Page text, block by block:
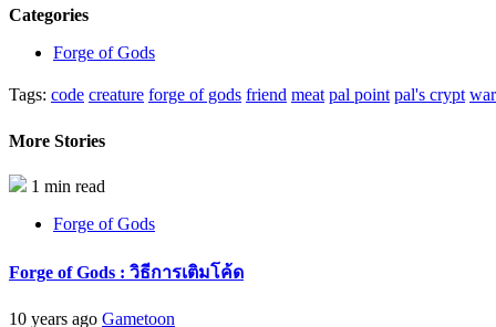
link
to
friend
(Opens
new
window)
Facebook
(Opens
new
window)
new
window)
Categories
Forge of Gods
Tags: code creature forge of gods friend meat pal point pal's crypt
More Stories
1 min read
Forge of Gods
Forge of Gods : วิธีการเติมโค้ด
10 years ago Gametoon